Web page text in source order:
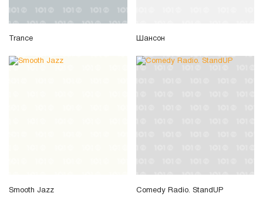
Trance Шансон
Smooth Jazz Comedy Radio. StandUP